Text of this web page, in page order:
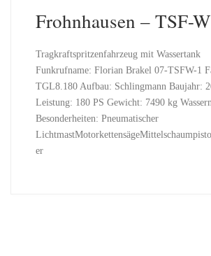
Frohnhausen – TSF-W
Tragkraftspritzenfahrzeug mit Wassertank
Funkrufname: Florian Brakel 07-TSFW-1
TGL8.180 Aufbau: Schlingmann Baujahr:
Leistung: 180 PS Gewicht: 7490 kg
Besonderheiten: Pneumatischer
er